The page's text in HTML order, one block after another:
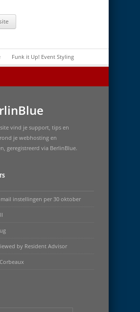
Funk it Up! Event Styling
vind je support, tips en
je webhosting en
geregistreerd via BerlinBlue.
instellingen per 30 oktober
by Resident Advisor